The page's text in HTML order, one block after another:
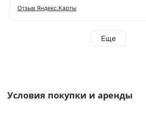
Отзыв Яндекс.Карты
Еще
Условия покупки и аренды